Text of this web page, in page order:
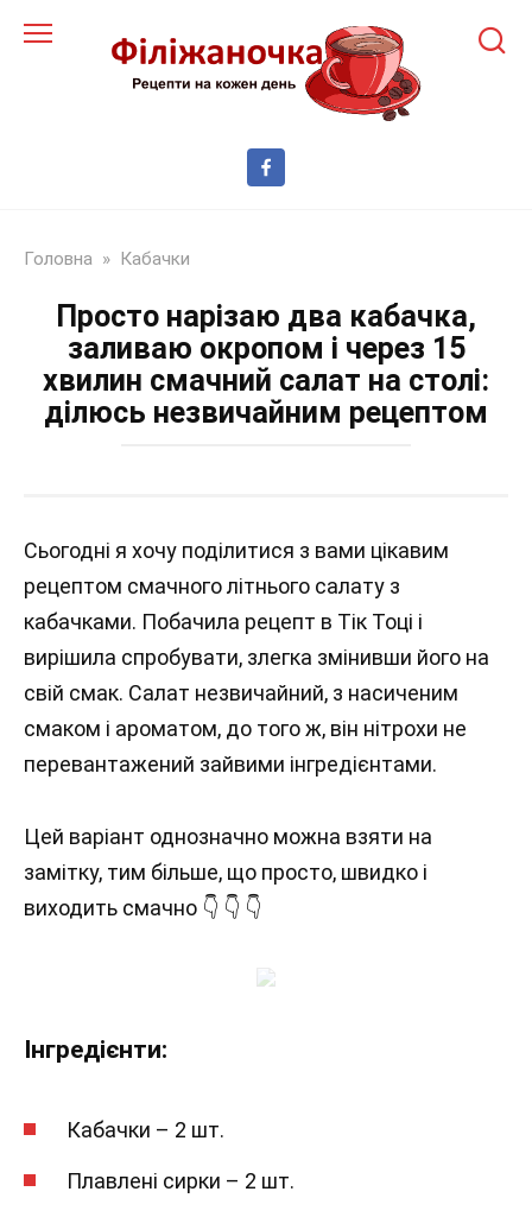
до
Головна » Кабачки
Просто нарізаю два кабачка,
заливаю окропом і через 15
хвилин смачний салат на столі:
ділюсь незвичайним рецептом
Сьогодні я хочу поділитися з вами цікавим
рецептом смачного літнього салату з
кабачками. Побачила рецепт в Тік Тоці і
вирішила спробувати, злегка змінивши його на
свій смак. Салат незвичайний, з насиченим
смаком і ароматом, до того ж, він нітрохи не
перевантажений зайвими інгредієнтами.
Цей варіант однозначно можна взяти на
замітку, тим більше, що просто, швидко і
виходить смачно 👇 👇 👇
Інгредієнти:
Кабачки – 2 шт.
Плавлені сирки – 2 шт.